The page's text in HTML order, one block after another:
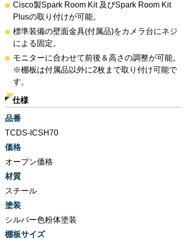
Cisco製Spark Room Kit 及びSpark Room Kit
Plusの取り付けが可能。
標準装備の壁面金具(付属品)をカメラ台にネジ
による固定。
モニターに合わせて前後＆高さの調整が可能。
※棚板は付属品以外に2枚まで取り付け可能で
す。
仕様
品番
TCDS-ICSH70
価格
オープン価格
材質
スチール
塗装
シルバー色粉体塗装
棚板サイズ